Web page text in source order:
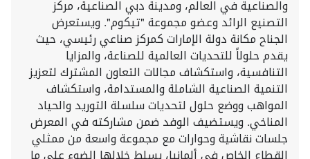
والصناعية في العالم، ومدينة دبي الصناعية، مركز
التصنيع الرائد وعضو مجموعة "تيكوم". ويستعرض
الجناح مكانة دولة الإمارات كمركز صناعي رئيسي، حيث
يقدم حلولاً للتحديات العالمية للصناعة، والمزايا
التنافسية، واستكشاف مجالات التعاون المشترك لتعزيز
التنمية الصناعية الشاملة والمستدامة، واستكشاف
المواهب ووضع حلول لتحديات سلسلة التوريد والحياد
المناخي. ويستضيف الوفد ضمن مشاركته في المعرض
جلسات نقاشية وحوارات مع مجموعة واسعة من ممثلي